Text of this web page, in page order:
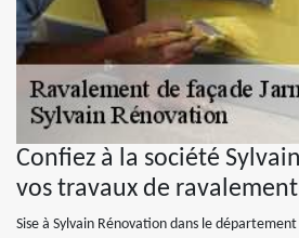
Confiez à la société
vos travaux de
Sise à Sylvain Rénovation dans le